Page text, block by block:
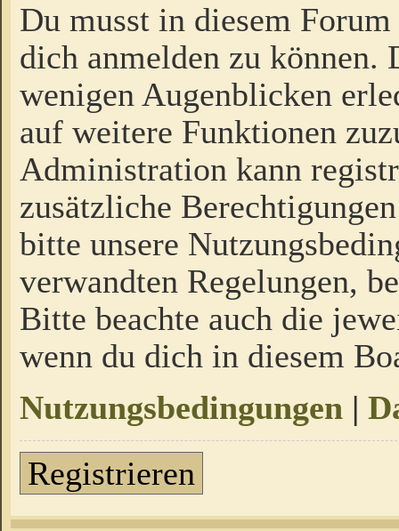
Du musst in diesem
dich anmelden zu
wenigen Augenblicken
auf weitere Funktionen
Administration kann
zusätzliche
bitte unsere
verwandten Regelungen,
Bitte beachte auch die
wenn du dich in diesem
Nutzungsbedingungen |
Registrieren